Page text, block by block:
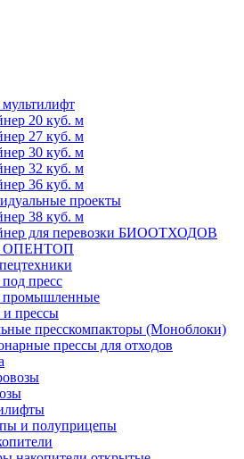
20 куб. м
27 куб. м
30 куб. м
32 куб. м
36 куб. м
проекты
38 куб. м
для перевозки БИООТХОДОВ
ОПЕНТОП
пресс
промышленные
прессы
пресскомпакторы (Моноблоки)
прессы для отходов
и полуприцепы